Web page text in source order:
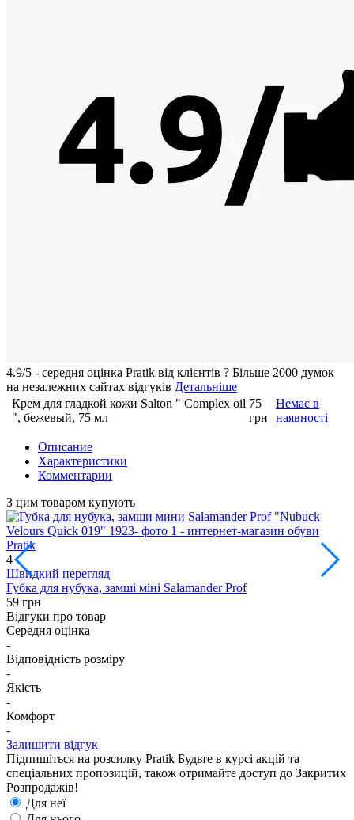
4.9/5 - середня оцiнка Pratik вiд клієнтів ? Більше 2000 думок
на незалежних сайтах відгуків Детальніше
Крем для гладкой кожи Salton " Complex oil
", бежевый, 75 мл
75
грн
Немає в
наявності
Описание
Характеристики
Комментарии
З цим товаром купують
4
Швидкий перегляд
Губка для нубука, замші міні Salamander Prof
59 грн
Відгуки про товар
Середня оцінка
-
Відповідність розміру
-
Якість
-
Комфорт
-
Залишити відгук
Підпишіться на розсилку Pratik Будьте в курсі акцій та
спеціальних пропозицій, також отримайте доступ до Закритих
Розпродажiв!
Для неї